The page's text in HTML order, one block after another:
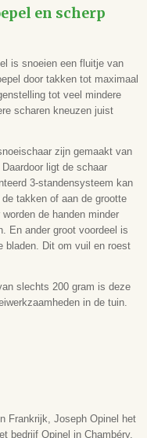
en scherp
is snoeien een fluitje van
door takken tot maximaal
tot veel mindere
scharen kneuzen juist
zijn gemaakt van
ligt de schaar
3-standensysteem kan
takken of aan de grootte
de handen minder
En ander groot voordeel is
bladen. Dit om vuil en roest
slechts 200 gram is deze
in de tuin.
Frankrijk, Joseph Opinel het
bedrijf Opinel in Chambéry,